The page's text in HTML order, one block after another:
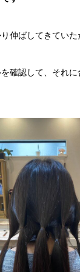
伸ばしてきていた
確認して、それ